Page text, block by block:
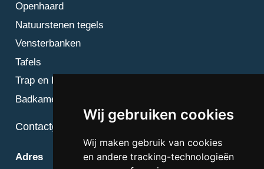
Wij gebruiken cookies
Wij maken gebruik van cookies
en andere tracking-technologieën
Openhaard
Natuurstenen tegels
Vensterbanken
Tafels
Trap en Bordes
Badkamer
Contactgegevens
Adres